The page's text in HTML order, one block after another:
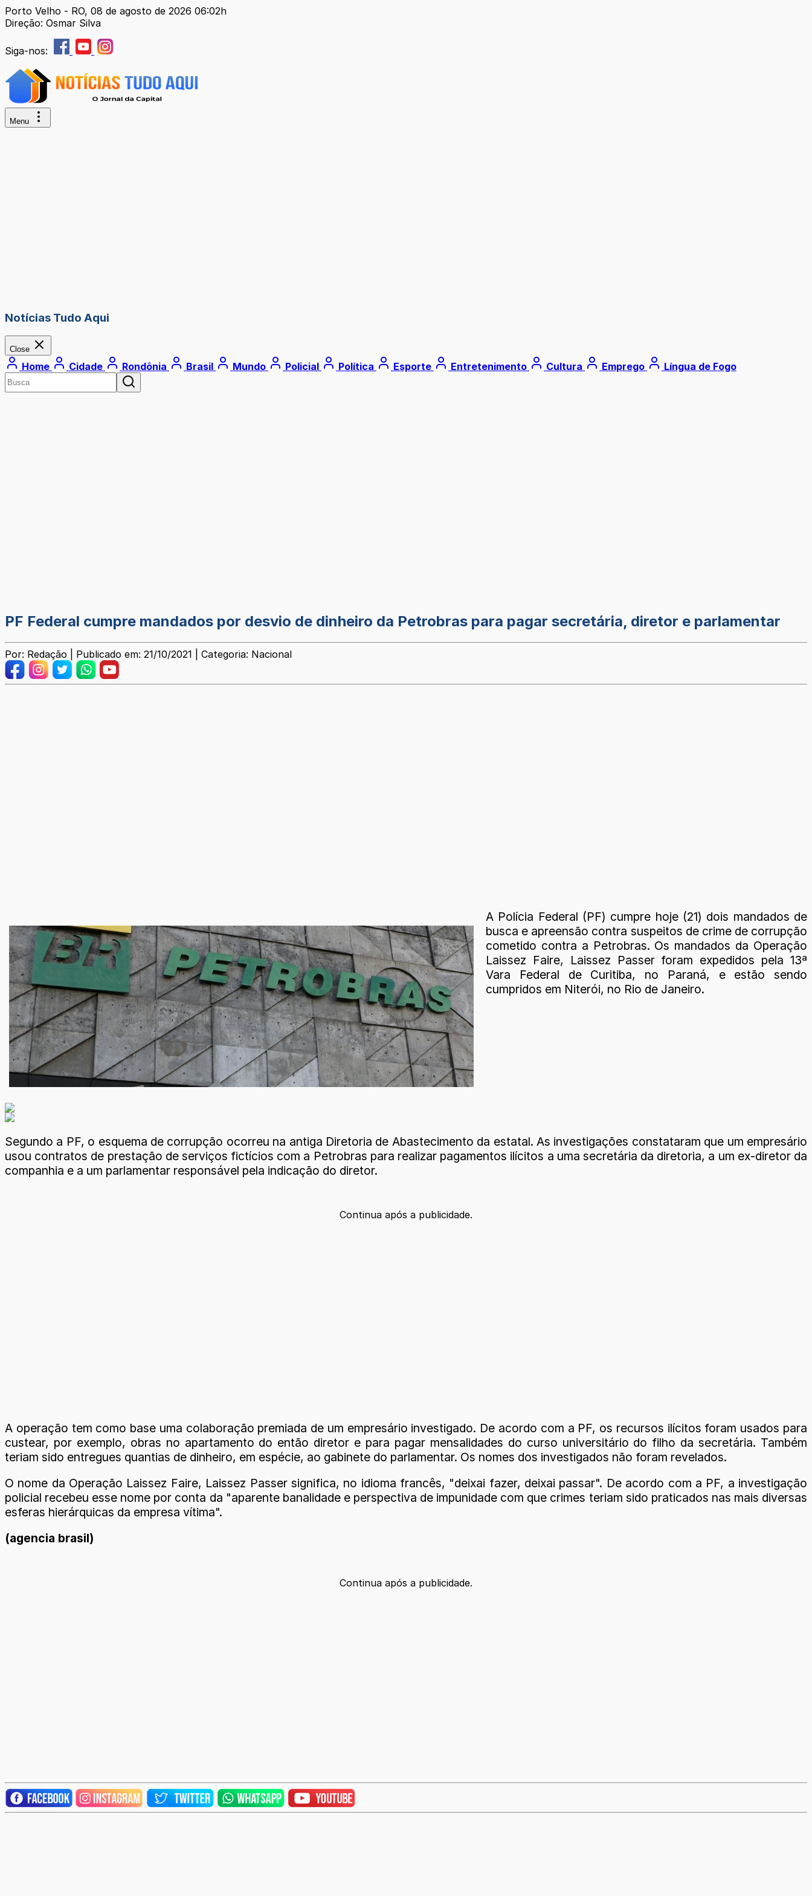
Porto Velho - RO, 08 de agosto de 2026 06:02h
Direção: Osmar Silva
Siga-nos:
Menu
Notícias Tudo Aqui
Close
Home Cidade Rondônia Brasil Mundo Policial Política Esporte Entretenimento Cultura Emprego Língua de Fogo
PF Federal cumpre mandados por desvio de dinheiro da Petrobras para pagar secretária, diretor e parlamentar
Por: Redação | Publicado em: 21/10/2021 | Categoria: Nacional
A Polícia Federal (PF) cumpre hoje (21) dois mandados de
busca e apreensão contra suspeitos de crime de corrupção
cometido contra a Petrobras. Os mandados da Operação
Laissez Faire, Laissez Passer foram expedidos pela 13ª
Vara Federal de Curitiba, no Paraná, e estão sendo
cumpridos em Niterói, no Rio de Janeiro.
Segundo a PF, o esquema de corrupção ocorreu na antiga Diretoria de Abastecimento da estatal. As investigações constataram que um empresário
usou contratos de prestação de serviços fictícios com a Petrobras para realizar pagamentos ilícitos a uma secretária da diretoria, a um ex-diretor da
companhia e a um parlamentar responsável pela indicação do diretor.
Continua após a publicidade.
A operação tem como base uma colaboração premiada de um empresário investigado. De acordo com a PF, os recursos ilícitos foram usados para
custear, por exemplo, obras no apartamento do então diretor e para pagar mensalidades do curso universitário do filho da secretária. Também
teriam sido entregues quantias de dinheiro, em espécie, ao gabinete do parlamentar. Os nomes dos investigados não foram revelados.
O nome da Operação Laissez Faire, Laissez Passer significa, no idioma francês, "deixai fazer, deixai passar". De acordo com a PF, a investigação
policial recebeu esse nome por conta da "aparente banalidade e perspectiva de impunidade com que crimes teriam sido praticados nas mais diversas
esferas hierárquicas da empresa vítima".
(agencia brasil)
Continua após a publicidade.